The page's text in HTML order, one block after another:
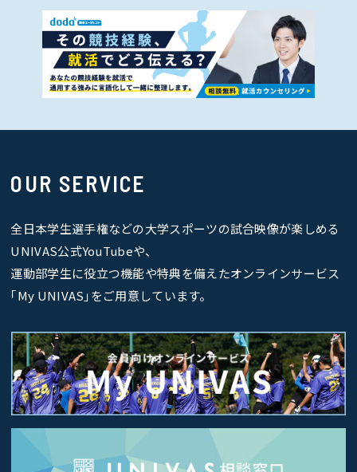
OUR SERVICE
全日本学生選手権などの大学スポーツの試合映像が楽しめる
UNIVAS公式YouTubeや、
運動部学生に役立つ機能や特典を備えたオンラインサービス
｢My UNIVAS｣をご用意しています。